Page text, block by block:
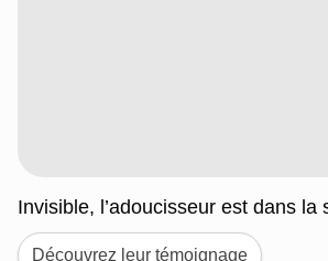
Invisible, l’adoucisseur est dans la
Découvrez leur témoignage